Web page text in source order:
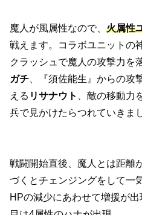
魔人が風属性なので、 火属性
戦えます。コラボユニットの
クラッシュで魔人の攻撃力を
ガチ 、『須佐能生』からの攻
える リサナウト 、敵の移動力
兵で見かけたらつれていきま
戦闘開始直後、魔人とは距離
づくとチェンジングをして一
HPの減少にあわせて増援が